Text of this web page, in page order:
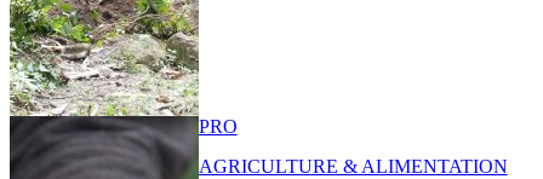
PRO
AGRICULTURE & ALIMENTATION